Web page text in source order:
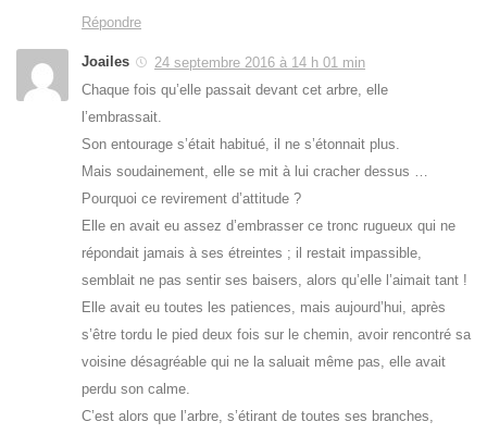
Répondre
Joailes
24 septembre 2016 à 14 h 01 min
Chaque fois qu’elle passait devant cet arbre, elle
l’embrassait.
Son entourage s’était habitué, il ne s’étonnait plus.
Mais soudainement, elle se mit à lui cracher dessus …
Pourquoi ce revirement d’attitude ?
Elle en avait eu assez d’embrasser ce tronc rugueux qui ne
répondait jamais à ses étreintes ; il restait impassible,
semblait ne pas sentir ses baisers, alors qu’elle l’aimait tant !
Elle avait eu toutes les patiences, mais aujourd’hui, après
s’être tordu le pied deux fois sur le chemin, avoir rencontré sa
voisine désagréable qui ne la saluait même pas, elle avait
perdu son calme.
C’est alors que l’arbre, s’étirant de toutes ses branches,